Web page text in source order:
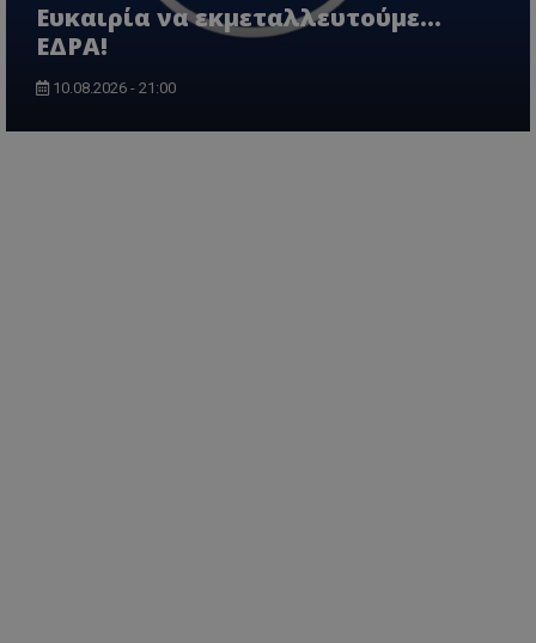
Ευκαιρία να εκμεταλλευτούμε...
ΕΔΡΑ!
10.08.2026 - 21:00